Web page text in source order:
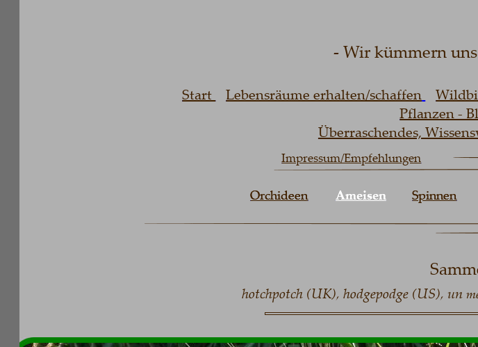
hotchpotch (UK), hodgepodge (US), un méli-
- Wir kümmern uns
Start Lebensräume erhalten/schaffen
Pflanzen -
Überraschendes,
Impressum/Empfehlungen
Ameisen
Orchideen Spinnen
Ameisen
Orchideen Spinnen